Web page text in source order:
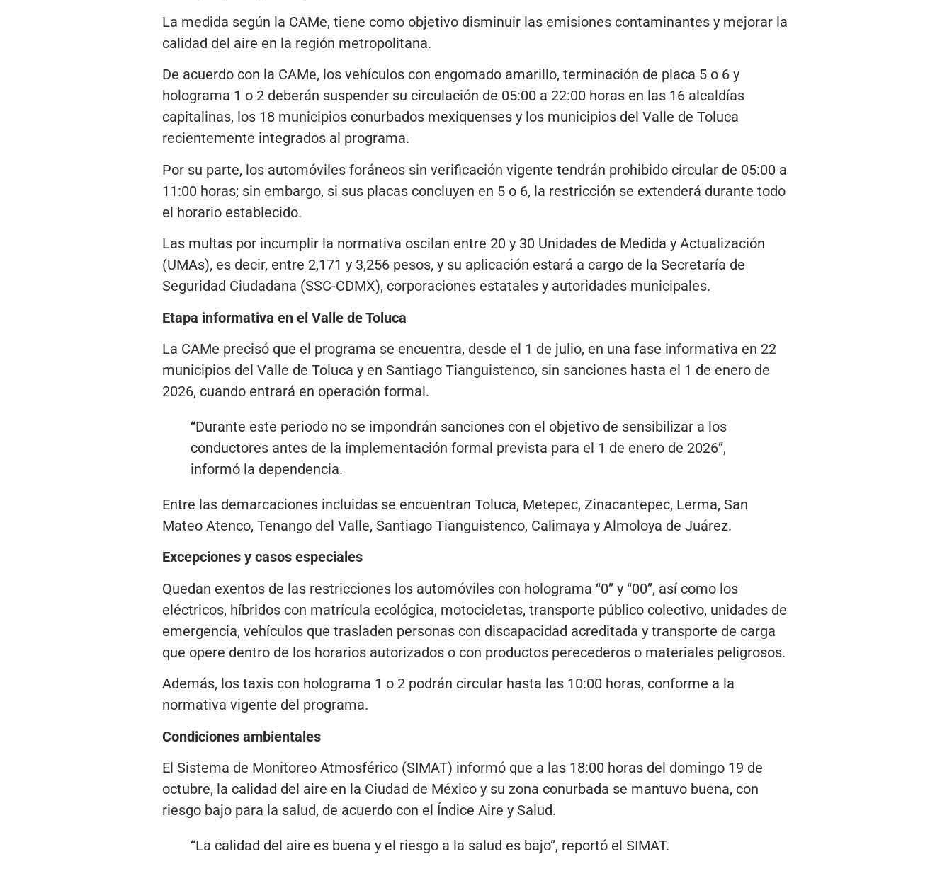
La medida según la CAMe, tiene como objetivo disminuir las emisiones contaminantes y mejorar la
calidad del aire en la región metropolitana.
De acuerdo con la CAMe, los vehículos con engomado amarillo, terminación de placa 5 o 6 y
holograma 1 o 2 deberán suspender su circulación de 05:00 a 22:00 horas en las 16 alcaldías
capitalinas, los 18 municipios conurbados mexiquenses y los municipios del Valle de Toluca
recientemente integrados al programa.
Por su parte, los automóviles foráneos sin verificación vigente tendrán prohibido circular de 05:00 a
11:00 horas; sin embargo, si sus placas concluyen en 5 o 6, la restricción se extenderá durante todo
el horario establecido.
Las multas por incumplir la normativa oscilan entre 20 y 30 Unidades de Medida y Actualización
(UMAs), es decir, entre 2,171 y 3,256 pesos, y su aplicación estará a cargo de la Secretaría de
Seguridad Ciudadana (SSC-CDMX), corporaciones estatales y autoridades municipales.
Etapa informativa en el Valle de Toluca
La CAMe precisó que el programa se encuentra, desde el 1 de julio, en una fase informativa en 22
municipios del Valle de Toluca y en Santiago Tianguistenco, sin sanciones hasta el 1 de enero de
2026, cuando entrará en operación formal.
“Durante este periodo no se impondrán sanciones con el objetivo de sensibilizar a los
conductores antes de la implementación formal prevista para el 1 de enero de 2026”,
informó la dependencia.
Entre las demarcaciones incluidas se encuentran Toluca, Metepec, Zinacantepec, Lerma, San
Mateo Atenco, Tenango del Valle, Santiago Tianguistenco, Calimaya y Almoloya de Juárez.
Excepciones y casos especiales
Quedan exentos de las restricciones los automóviles con holograma “0” y “00”, así como los
eléctricos, híbridos con matrícula ecológica, motocicletas, transporte público colectivo, unidades de
emergencia, vehículos que trasladen personas con discapacidad acreditada y transporte de carga
que opere dentro de los horarios autorizados o con productos perecederos o materiales peligrosos.
Además, los taxis con holograma 1 o 2 podrán circular hasta las 10:00 horas, conforme a la
normativa vigente del programa.
Condiciones ambientales
El Sistema de Monitoreo Atmosférico (SIMAT) informó que a las 18:00 horas del domingo 19 de
octubre, la calidad del aire en la Ciudad de México y su zona conurbada se mantuvo buena, con
riesgo bajo para la salud, de acuerdo con el Índice Aire y Salud.
“La calidad del aire es buena y el riesgo a la salud es bajo”, reportó el SIMAT.